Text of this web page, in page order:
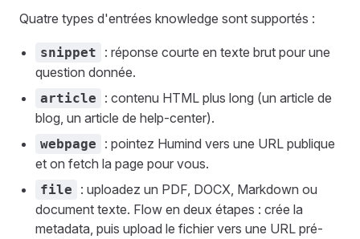
Quatre types d'entrées knowledge sont supportés :
snippet
: réponse courte en texte brut pour une
question donnée.
article
: contenu HTML plus long (un article de
blog, un article de help-center).
webpage
: pointez Humind vers une URL publique
et on fetch la page pour vous.
file
: uploadez un PDF, DOCX, Markdown ou
document texte. Flow en deux étapes : crée la
metadata, puis upload le fichier vers une URL pré-